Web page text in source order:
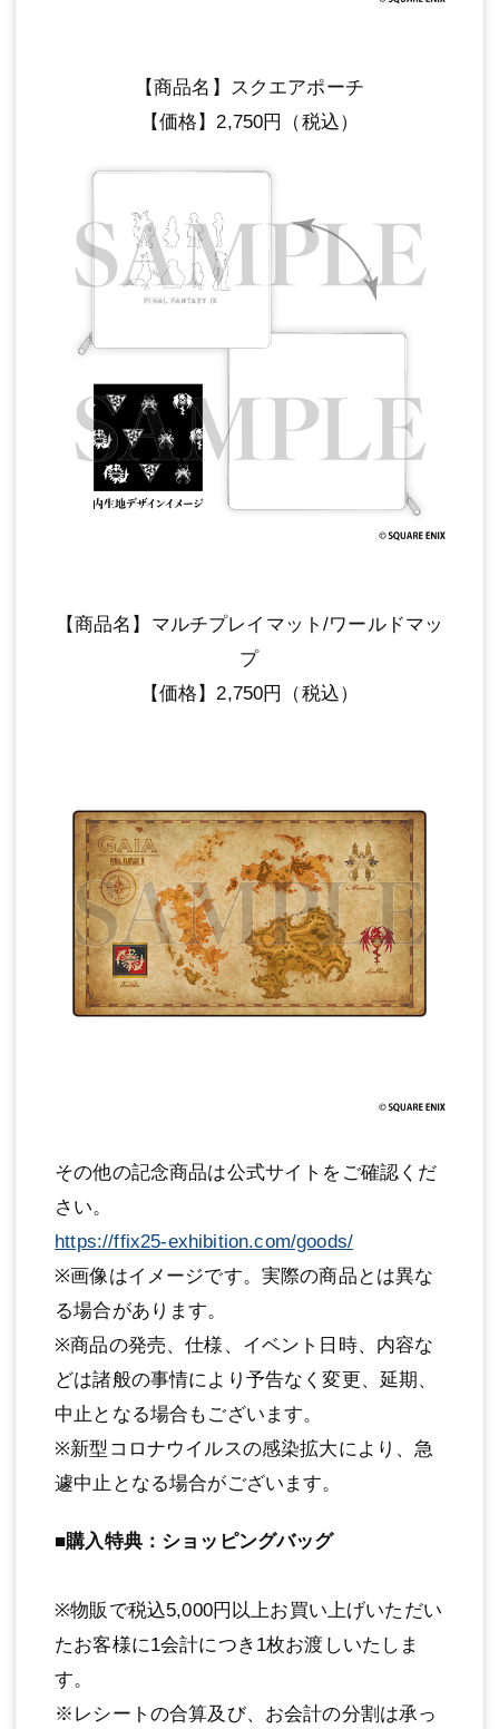
【商品名】スクエアポーチ
【価格】2,750円（税込）
【商品名】マルチプレイマット/ワールドマッ
プ
【価格】2,750円（税込）
その他の記念商品は公式サイトをご確認くだ
さい。
https://ffix25-exhibition.com/goods/
※画像はイメージです。実際の商品とは異な
る場合があります。
※商品の発売、仕様、イベント日時、内容な
どは諸般の事情により予告なく変更、延期、
中止となる場合もございます。
※新型コロナウイルスの感染拡大により、急
遽中止となる場合がございます。
■購入特典：ショッピングバッグ
※物販で税込5,000円以上お買い上げいただい
たお客様に1会計につき1枚お渡しいたしま
す。
※レシートの合算及び、お会計の分割は承っ